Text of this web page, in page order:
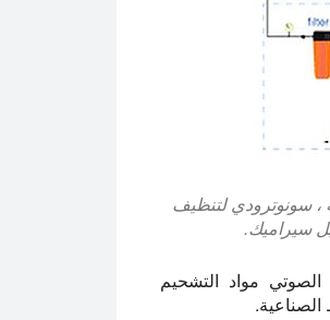
، سونوترودي لتنظيف
سيراميك.
مواد التشحيم